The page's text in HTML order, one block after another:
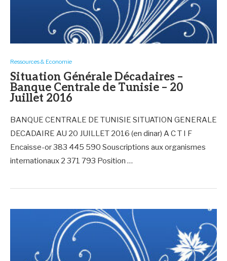
Ressources & Economie
Situation Générale Décadaires –
Banque Centrale de Tunisie – 20
Juillet 2016
BANQUE CENTRALE DE TUNISIE SITUATION GENERALE
DECADAIRE AU 20 JUILLET 2016 (en dinar) A C T I F
Encaisse-or 383 445 590 Souscriptions aux organismes
internationaux 2 371 793 Position …